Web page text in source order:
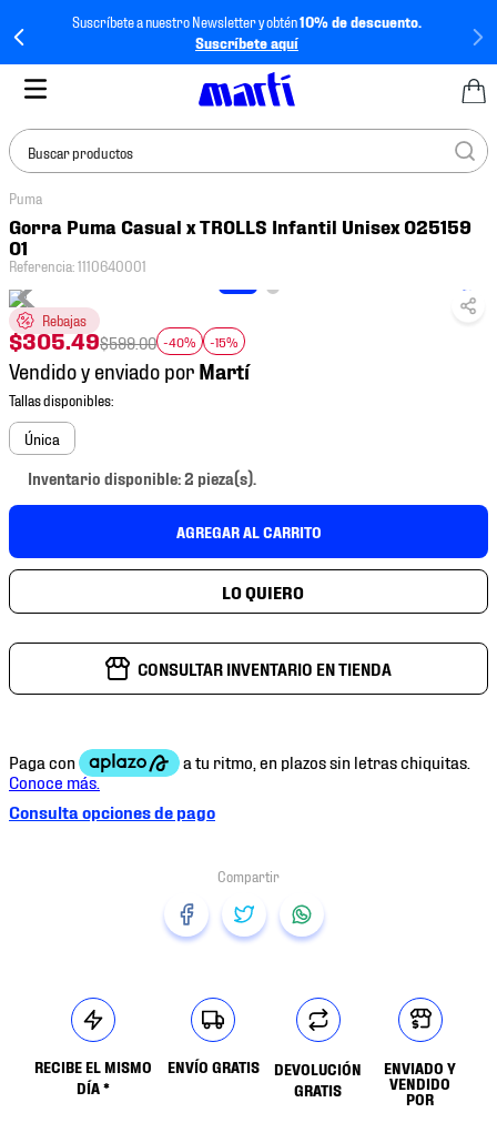
Suscríbete a nuestro Newsletter y obtén10% de descuento.
Suscríbete aquí
Buscar productos
Puma
Gorra Puma Casual x TROLLS Infantil Unisex 025159
01
Referencia:1110640001
Rebajas
$305.49$599.00 -40% -15%
Vendido y enviado por
Única
Inventario disponible: 2 pieza(s).
AGREGAR AL CARRITO
CONSULTAR INVENTARIO EN TIENDA
Consulta opciones de pago
RECIBE EL MISMO
DÍA *
ENVÍO GRATIS
DEVOLUCIÓN
GRATIS
ENVIADO Y
VENDIDO
POR
TÉRMINOS MÁS
BUSCADOS
1.
tenis mujer
2.
tenis hombre
3.
tenis
4
tenis futbol
5.
jersey
6.
mochila
7.
mochilas